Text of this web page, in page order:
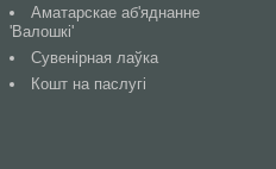
Аматарскае аб'яднанне
'Валошкі'
Сувенірная лаўка
Кошт на паслугі